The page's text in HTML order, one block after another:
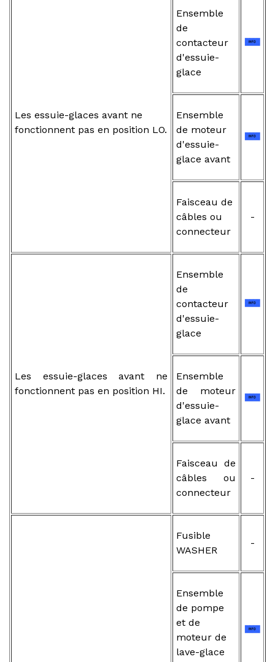
Les essuie-glaces avant ne
fonctionnent pas en position LO.
Ensemble
de
contacteur
d'essuie-
glace
Ensemble
de moteur
d'essuie-
glace avant
Faisceau de
câbles ou
connecteur
-
Les essuie-glaces avant ne
fonctionnent pas en position HI.
Ensemble
de
contacteur
d'essuie-
glace
Ensemble
de moteur
d'essuie-
glace avant
Faisceau de
câbles ou
connecteur
-
Fusible
WASHER
-
Ensemble
de pompe
et de
moteur de
lave-glace